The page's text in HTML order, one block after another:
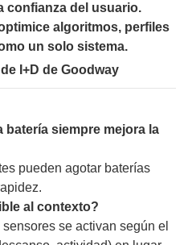
confianza del usuario.
algoritmos, perfiles
un solo sistema.
I+D de Goodway
batería siempre mejora la
pueden agotar baterías
al contexto?
se activan según el